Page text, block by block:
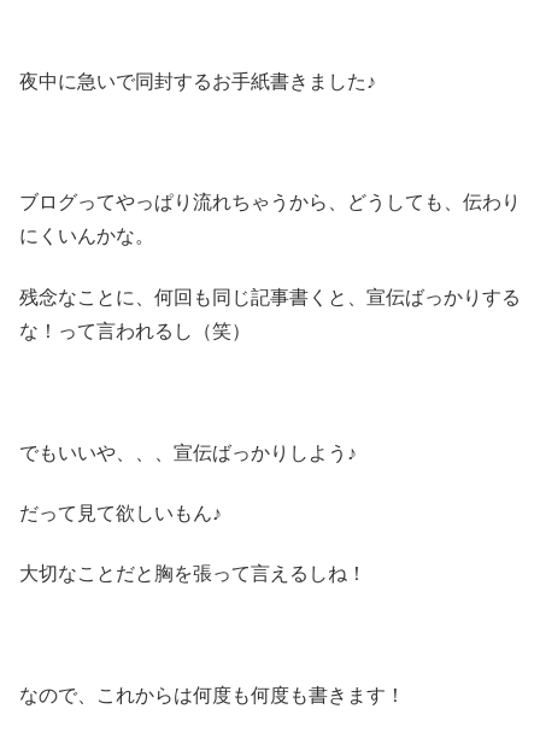
夜中に急いで同封するお手紙書きました♪
ブログってやっぱり流れちゃうから、どうしても、伝わり
にくいんかな。
残念なことに、何回も同じ記事書くと、宣伝ばっかりする
な！って言われるし（笑）
でもいいや、、、宣伝ばっかりしよう♪
だって見て欲しいもん♪
大切なことだと胸を張って言えるしね！
なので、これからは何度も何度も書きます！